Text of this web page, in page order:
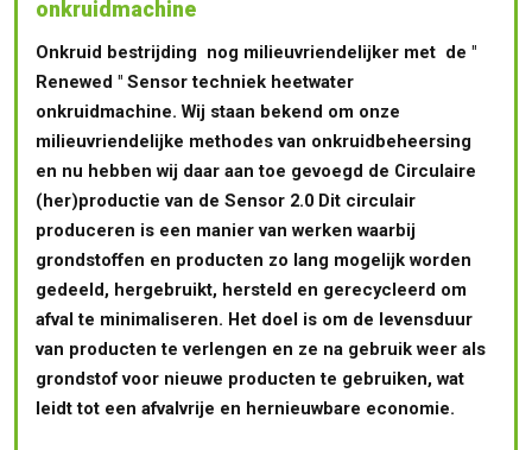
onkruidmachine
Onkruid bestrijding nog milieuvriendelijker met de "
Renewed " Sensor techniek heetwater
onkruidmachine. Wij staan bekend om onze
milieuvriendelijke methodes van onkruidbeheersing
en nu hebben wij daar aan toe gevoegd de Circulaire
(her)productie van de Sensor 2.0 Dit circulair
produceren is een manier van werken waarbij
grondstoffen en producten zo lang mogelijk worden
gedeeld, hergebruikt, hersteld en gerecycleerd om
afval te minimaliseren. Het doel is om de levensduur
van producten te verlengen en ze na gebruik weer als
grondstof voor nieuwe producten te gebruiken, wat
leidt tot een afvalvrije en hernieuwbare economie.